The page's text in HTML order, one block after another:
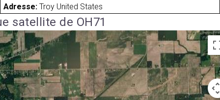
Adresse: Troy United States
satellite de OH71